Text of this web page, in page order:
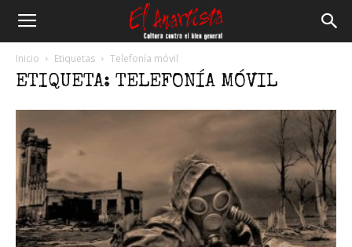
Inicio Etiquetas Telefonía móvil
ETIQUETA: TELEFONÍA MÓVIL